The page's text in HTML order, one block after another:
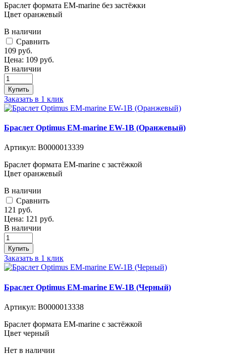
Браслет формата EM-marine без застёжки
Цвет оранжевый
В наличии
Cравнить
109 руб.
Цена: 109 руб.
В наличии
Купить
Заказать в 1 клик
Браслет Optimus EM-marine EW-1B (Оранжевый)
Артикул: В0000013339
Браслет формата EM-marine с застёжкой
Цвет оранжевый
В наличии
Cравнить
121 руб.
Цена: 121 руб.
В наличии
Купить
Заказать в 1 клик
Браслет Optimus EM-marine EW-1B (Черный)
Артикул: В0000013338
Браслет формата EM-marine с застёжкой
Цвет черный
Нет в наличии